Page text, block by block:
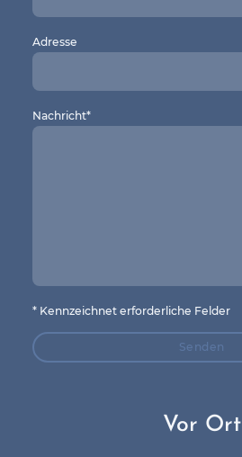
Adresse
Nachricht*
* Kennzeichnet erforderliche Felder
Senden
Vor Ort